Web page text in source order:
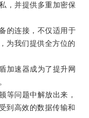
并提供多重加密保
连接，不仅适用于
为我们提供全方位的
速器成为了提升网
问题中解放出来，
到高效的数据传输和